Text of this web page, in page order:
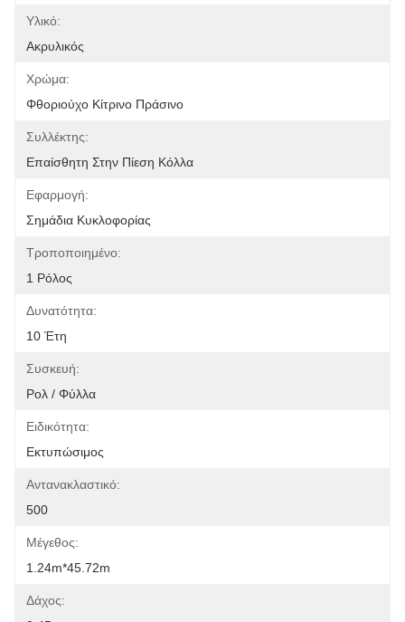
Υλικό:
Ακρυλικός
Χρώμα:
Φθοριούχο Κίτρινο Πράσινο
Συλλέκτης:
Επαίσθητη Στην Πίεση Κόλλα
Εφαρμογή:
Σημάδια Κυκλοφορίας
Τροποποιημένο:
1 Ρόλος
Δυνατότητα:
10 Έτη
Συσκευή:
Ρολ / Φύλλα
Ειδικότητα:
Εκτυπώσιμος
Αντανακλαστικό:
500
Μέγεθος:
1.24m*45.72m
Δάχος: